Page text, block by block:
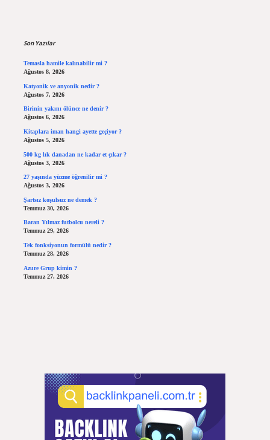
Son Yazılar
Temasla hamile kalınabilir mi ?
Ağustos 8, 2026
Katyonik ve anyonik nedir ?
Ağustos 7, 2026
Birinin yakını ölünce ne denir ?
Ağustos 6, 2026
Kitaplara iman hangi ayette geçiyor ?
Ağustos 5, 2026
500 kg lık danadan ne kadar et çıkar ?
Ağustos 3, 2026
27 yaşında yüzme öğrenilir mi ?
Ağustos 3, 2026
Şartsız koşulsuz ne demek ?
Temmuz 30, 2026
Baran Yılmaz futbolcu nereli ?
Temmuz 29, 2026
Tek fonksiyonun formülü nedir ?
Temmuz 28, 2026
Azure Grup kimin ?
Temmuz 27, 2026